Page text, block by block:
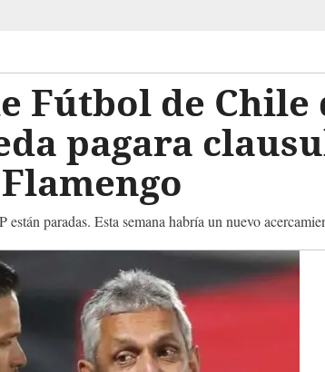
Fútbol de
pagara
paradas. Esta semana habría un nuevo